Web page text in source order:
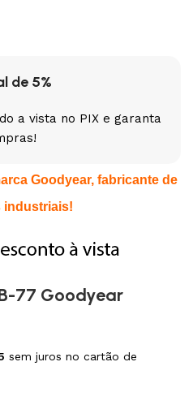
de 5%
a vista no PIX e garanta
Goodyear, fabricante de
industriais!
77 Goodyear
sem juros no cartão de